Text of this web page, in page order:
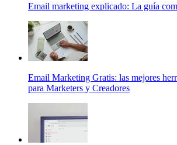
Email marketing explicado: La guía
Email Marketing Gratis: las mejores
para Marketers y Creadores